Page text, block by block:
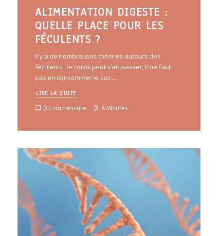
ALIMENTATION DIGESTE :
QUELLE PLACE POUR LES
FÉCULENTS ?
Il y a de nombreuses théories autours des
féculents : le corps peut s'en passer, il ne faut
pas en consommer le soir,…
LIRE LA SUITE
0 Commentaire 8 Minutes